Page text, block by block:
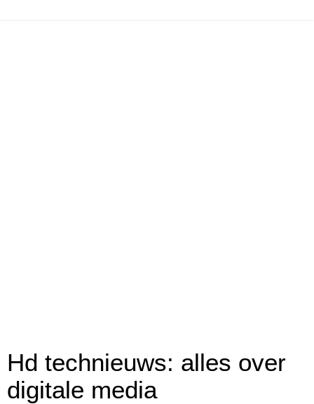
Hd technieuws: alles over
digitale media